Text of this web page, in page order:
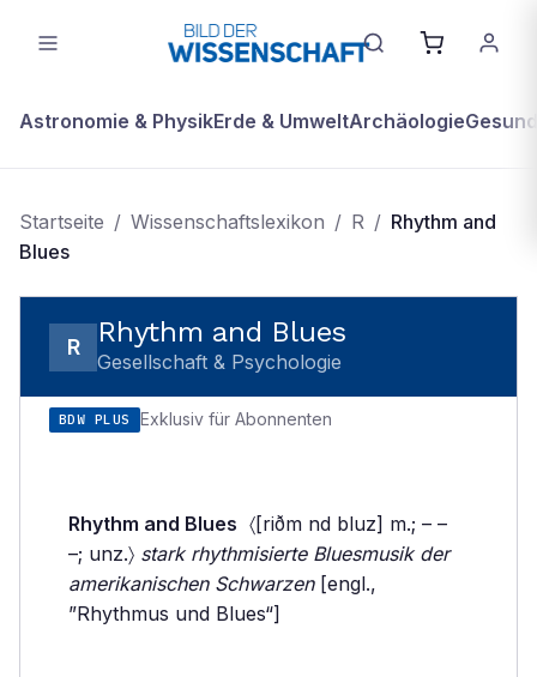
Astronomie & PhysikErde & UmweltArchäologie
Startseite / Wissenschaftslexikon / R / Rhythm and
Blues
R Rhythm and Blues
Gesellschaft & Psychologie
BDW PLUS Exklusiv für Abonnenten
Rhythm and Blues 〈[riðm nd bluz] m.; – –
–; unz.〉 stark rhythmisierte Bluesmusik der
amerikanischen Schwarzen[engl.,
”Rhythmus und Blues“]